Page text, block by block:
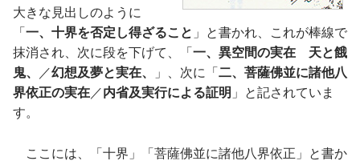
大きな見出しのように
「 一、十界を否定し得ざること 」と書かれ、これが棒線で
抹消され、次に段を下げて、「 一、異空間の実在 天と餓
鬼、
／幻想及夢と実在、 」、次に「 二、菩薩佛並に諸他八
界依正の実在 ／内省及実行による証明 」と記されていま
す。
ここには、「十界」「菩薩佛並に諸他八界依正」と書か